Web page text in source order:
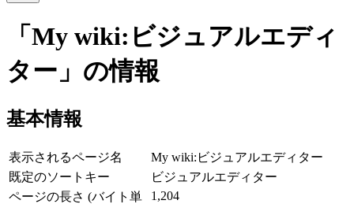
「My wiki:ビジュアルエディ
ター」の情報
基本情報
表示されるページ名
My wiki:ビジュアルエディター
既定のソートキー
ビジュアルエディター
ページの長さ (バイト単
1,204